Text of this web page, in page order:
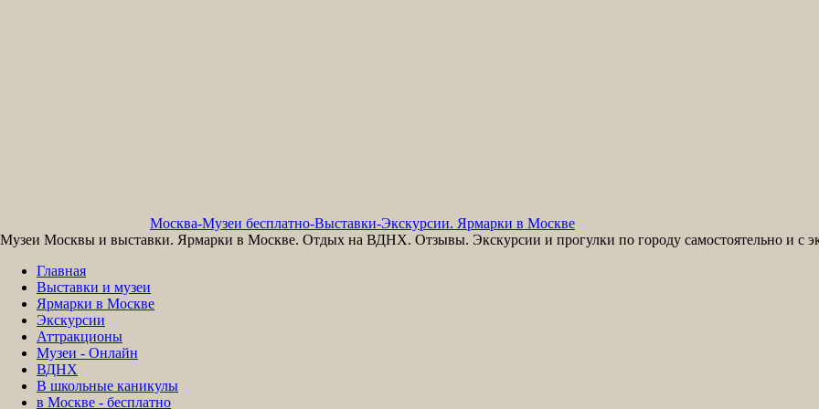
Москва-Музеи бесплатно-Выставки-Экскурсии. Ярмарки в Москве
Музеи Москвы и выставки. Ярмарки в Москве. Отдых на ВДНХ. Отзывы. Экскурсии и прогулки по городу самостоятельно и с
Главная
Выставки и музеи
Ярмарки в Москве
Экскурсии
Аттракционы
Музеи - Онлайн
ВДНХ
В школьные каникулы
в Москве - бесплатно